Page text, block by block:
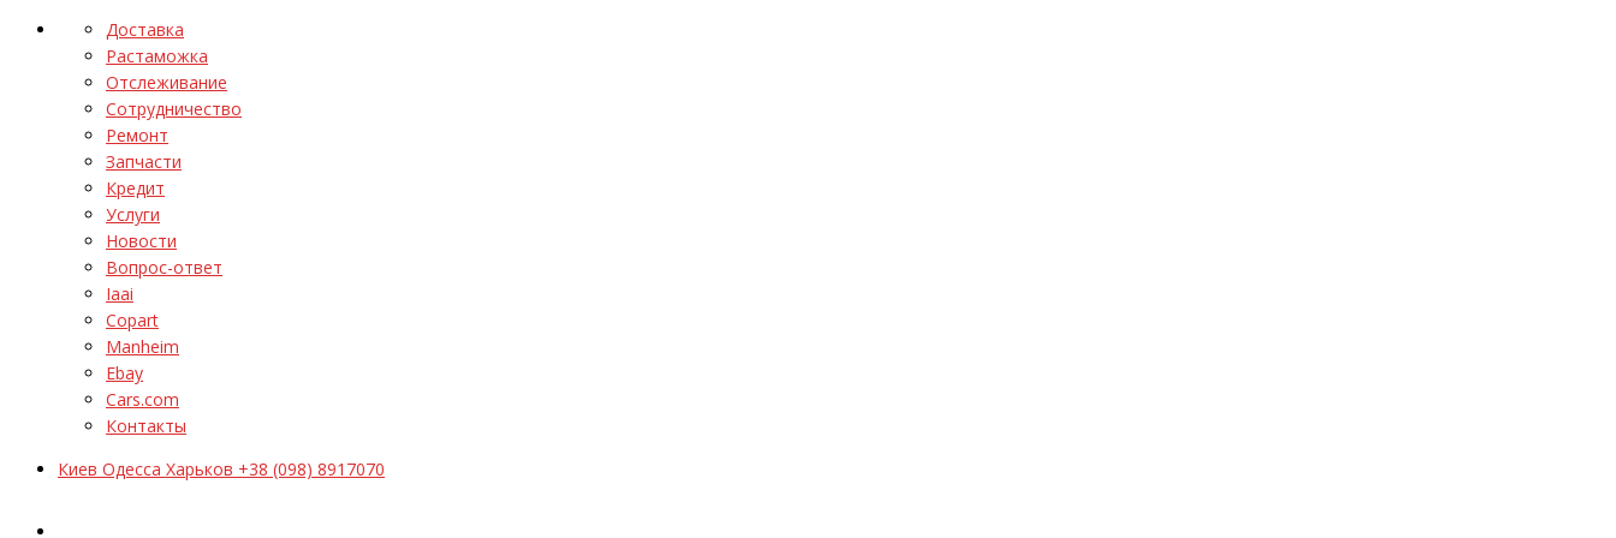
Доставка
Растаможка
Отслеживание
Сотрудничество
Ремонт
Запчасти
Кредит
Услуги
Новости
Вопрос-ответ
Iaai
Copart
Manheim
Ebay
Cars.com
Контакты
Киев Одесса Харьков +38 (098) 8917070